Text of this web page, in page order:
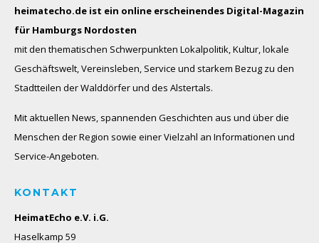
heimatecho.de ist ein online erscheinendes Digital-Magazin
für Hamburgs Nordosten
mit den thematischen Schwerpunkten Lokalpolitik, Kultur, lokale
Geschäftswelt, Vereinsleben, Service und starkem Bezug zu den
Stadtteilen der Walddörfer und des Alstertals.
Mit aktuellen News, spannenden Geschichten aus und über die
Menschen der Region sowie einer Vielzahl an Informationen und
Service-Angeboten.
KONTAKT
HeimatEcho e.V. i.G.
Haselkamp 59